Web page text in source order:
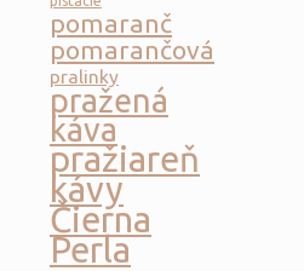
pomaranč
pomarančová
pralinky
pražená
káva
pražiareň
kávy
Čierna
Perla